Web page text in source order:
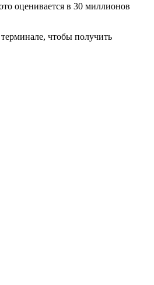
оценивается в 30 миллионов
чтобы получить